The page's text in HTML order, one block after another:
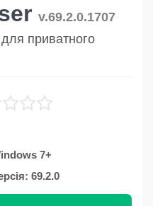
v.69.2.0.1707
приватного
7+
69.2.0